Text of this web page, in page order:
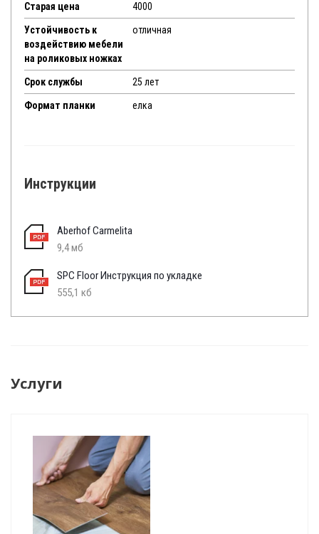
Старая цена 4000
Устойчивость к
воздействию мебели
на роликовых ножках
отличная
Срок службы 25 лет
Формат планки елка
Инструкции
Aberhof Carmelita
9,4 мб
SPC Floor Инструкция по укладке
555,1 кб
Услуги